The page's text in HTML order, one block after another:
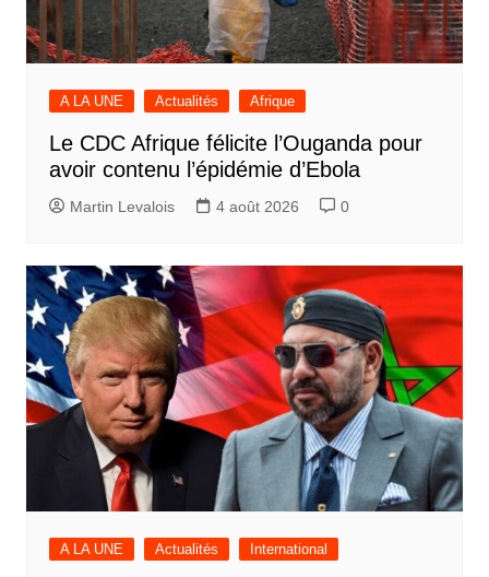
A LA UNE Actualités Afrique
Le CDC Afrique félicite l’Ouganda pour
avoir contenu l’épidémie d’Ebola
Martin Levalois 4 août 2026 0
A LA UNE Actualités International